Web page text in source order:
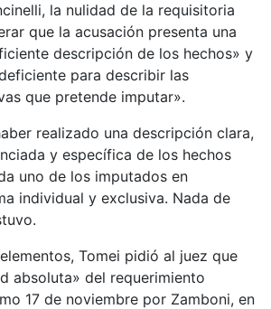
la nulidad de la requisitoria
que la acusación presenta una
descripción de los hechos» y
para describir las
que pretende imputar».
realizado una descripción clara,
y específica de los hechos
uno de los imputados en
individual y exclusiva. Nada de
Tomei pidió al juez que
absoluta» del requerimiento
17 de noviembre por Zamboni, en